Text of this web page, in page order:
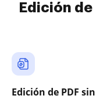
Edición
Edición de PDF